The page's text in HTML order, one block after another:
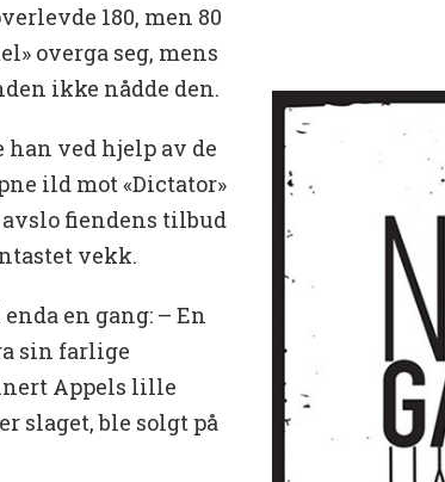
180, men 80
overga seg, mens
ikke nådde den.
ved hjelp av de
ild mot «Dictator»
fiendens tilbud
vekk.
en gang: – En
sin farlige
Appels lille
slaget, ble solgt på